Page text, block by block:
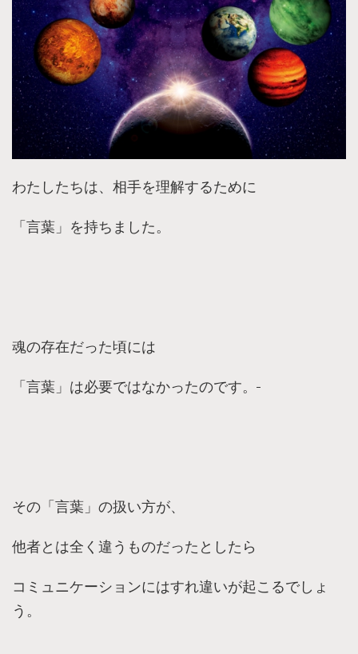
わたしたちは、相手を理解するために
「言葉」を持ちました。
魂の存在だった頃には
「言葉」は必要ではなかったのです。
その「言葉」の扱い方が、
他者とは全く違うものだったとしたら
コミュニケーションにはすれ違いが起こるでしょ
う。